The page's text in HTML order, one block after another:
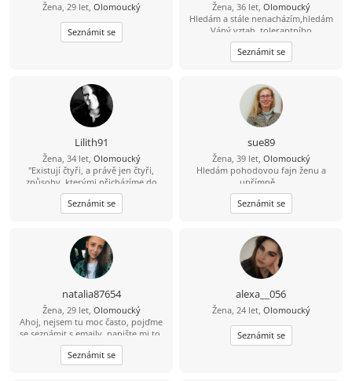
Žena, 29 let, Olomoucký
Seznámit se
Žena, 36 let, Olomoucký
Hledám a stále nenacházím,hledám
Váný vztah ,tolerantního
muže,pracujícího a hodného naopak
mu mohu nabídnout svvé srdce a
svou Lásku !!!jen vážně!!Hledám i
není nikdy dost :o))
Seznámit se
Lilith91
Žena, 34 let, Olomoucký
"Existují čtyři, a právě jen čtyři,
způsoby, kterými přicházíme do
kontaktu s okolním světem. A jsme
oceňováni a hodnoceni právě podle
těchto čtyř kritérií: co děláme, jak
říkáme." :))
Seznámit se
sue89
Žena, 39 let, Olomoucký
Hledám pohodovou fajn ženu a
upřímně ..
Seznámit se
natalia87654
Žena, 29 let, Olomoucký
Ahoj, nejsem tu moc často, pojďme
se seznámit s emaily, napište mi to,
ráda bych tam o sobě řekla.
Seznámit se
alexa__056
Žena, 24 let, Olomoucký
Seznámit se